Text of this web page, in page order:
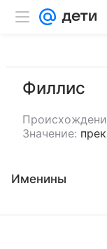
Филлис
Значение:
Именины